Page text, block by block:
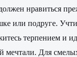
нравиться
или подруге.
терпением и
мечтали. Для